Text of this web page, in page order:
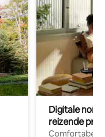
Digitale
reizende
Comfortabele